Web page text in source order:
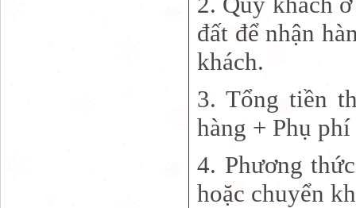
đất để nhận
khách.
3. Tổng tiền
hàng + Phụ
4. Phương
hoặc chuyển